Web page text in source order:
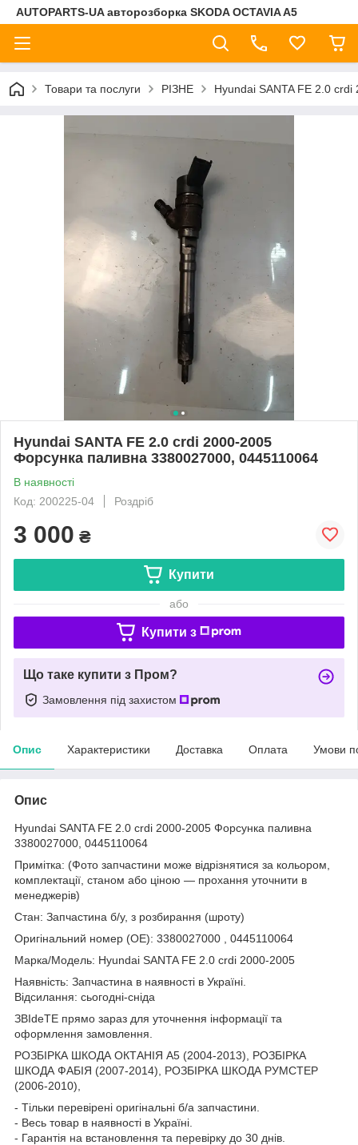
AUTOPARTS-UA авторозборка SKODA OCTAVIA A5
Товари та послуги РІЗНЕ Hyundai SANTA FE 2.0
Hyundai SANTA FE 2.0 crdi 2000-2005
Форсунка паливна 3380027000, 0445110064
В наявності
Код: 200225-04
Роздріб
3 000 ₴
Купити
або
Купити з
Що таке купити з Пром?
Замовлення під захистом
Опис Характеристики Доставка Оплата Умови
Опис
Hyundai SANTA FE 2.0 crdi 2000-2005 Форсунка паливна
3380027000, 0445110064
Примітка: (Фото запчастини може відрізнятися за кольором,
комплектації, станом або ціною — прохання уточнити в
менеджерів)
Стан: Запчастина б/у, з розбирання (шроту)
Оригінальний номер (ОЕ): 3380027000 , 0445110064
Марка/Модель: Hyundai SANTA FE 2.0 crdi 2000-2005
Наявність: Запчастина в наявності в Україні.
Відсилання: сьогодні-сніда
ЗВІdeТЕ прямо зараз для уточнення інформації та
оформлення замовлення.
РОЗБІРКА ШКОДА ОКТАНІЯ A5 (2004-2013), РОЗБІРКА
ШКОДА ФАБІЯ (2007-2014), РОЗБІРКА ШКОДА РУМСТЕР
(2006-2010),
- Тільки перевірені оригінальні б/а запчастини.
- Весь товар в наявності в Україні.
- Гарантія на встановлення та перевірку до 30 днів.